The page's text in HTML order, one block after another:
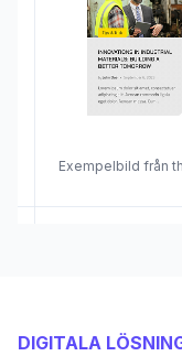
Exempelbild från
DIGITALA